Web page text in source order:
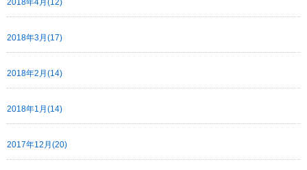
2018年4月(12)
2018年3月(17)
2018年2月(14)
2018年1月(14)
2017年12月(20)